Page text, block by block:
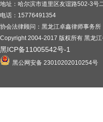
地址：哈尔滨市道里区友谊路502-3号
电话：15776491354
协会法律顾问：黑龙江卓鑫律师事务所
Copyright 2004-2017 版权所有 黑龙
黑ICP备11005542号-1
黑公网安备 23010202010254号